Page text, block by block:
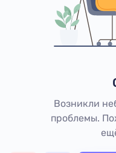
Возникли
проблемы.